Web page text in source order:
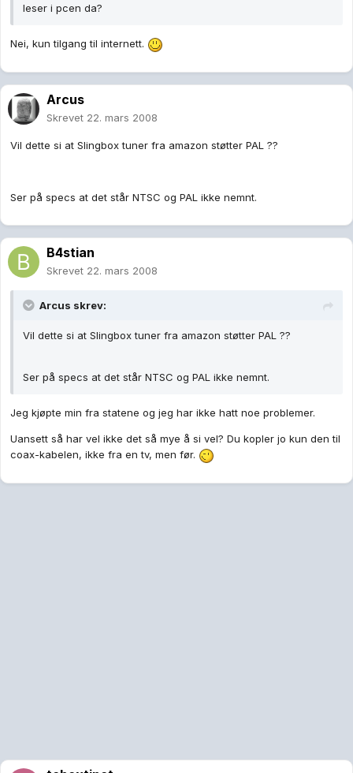
leser i pcen da?
Nei, kun tilgang til internett.
Arcus
Skrevet 22. mars 2008
Vil dette si at Slingbox tuner fra amazon støtter PAL ??
Ser på specs at det står NTSC og PAL ikke nemnt.
B4stian
Skrevet 22. mars 2008
Arcus skrev:
Vil dette si at Slingbox tuner fra amazon støtter PAL ??
Ser på specs at det står NTSC og PAL ikke nemnt.
Jeg kjøpte min fra statene og jeg har ikke hatt noe problemer.
Uansett så har vel ikke det så mye å si vel? Du kopler jo kun den til
coax-kabelen, ikke fra en tv, men før.